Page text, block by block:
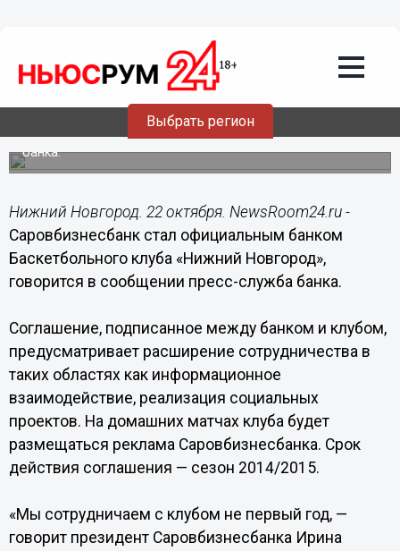
Выбрать регион
Саровбизнесбанк стал официальным
банком баскетбольного клуба «Нижний
Новгород»
На домашних матчах клуба будет размещаться реклама
банка.
Нижний Новгород. 22 октября. NewsRoom24.ru -
Саровбизнесбанк стал официальным банком
Баскетбольного клуба «Нижний Новгород»,
говорится в сообщении пресс-служба банка.
Соглашение, подписанное между банком и клубом,
предусматривает расширение сотрудничества в
таких областях как информационное
взаимодействие, реализация социальных
проектов. На домашних матчах клуба будет
размещаться реклама Саровбизнесбанка. Срок
действия соглашения — сезон 2014/2015.
«Мы сотрудничаем с клубом не первый год, —
говорит президент Саровбизнесбанка Ирина